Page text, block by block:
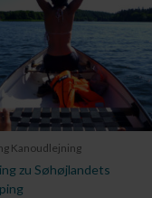
Kanoudlejning
zu Søhøjlandets